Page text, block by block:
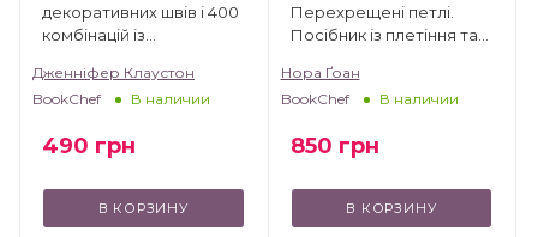
декоративних швів і 400
комбінацій із
Дженніфер Клаустон
BookChef
В наличии
490 грн
В КОРЗИНУ
Перехрещені петлі.
Посібник із плетіння та
Нора Ґоан
BookChef
В наличии
850 грн
В КОРЗИНУ